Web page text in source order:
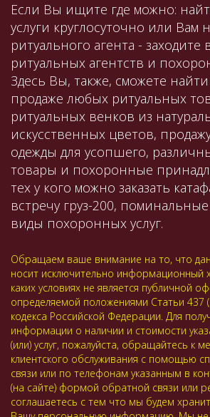
Если Вы ищите где можно:
услуги круглосуточно или Вам
ритуального агента - заходите
ритуальных агентств и
Здесь Вы, также, сможете
продаже любых ритуальных
ритуальных венков из
искусственных цветов,
одежды для усопшего,
товары и похоронные
тех у кого можно заказать
встречу груз-200,
виды похоронных услуг.
Обращаем ваше внимание на то, что
носит исключительно информационный
каких условиях не является публичной
определяемой положениями Статьи 437
кодекса Российской Федерации. Для
информации о наличии и стоимости
(или) услуг, пожалуйста, обращайтесь к
клиентского обслуживания с помощью
связи или по телефонам указанным в
(на сайте) формой обратной связи или
соглашаетесь с тем что мы будем